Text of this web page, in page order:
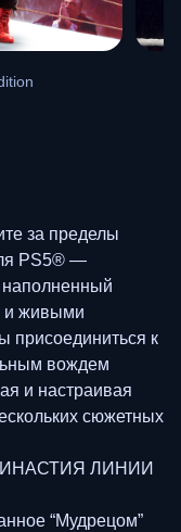
за пределы
PS5® —
и живыми
присоединиться к
вождем
и настраивая
сюжетных
ЛИНИИ
“Мудрецом”